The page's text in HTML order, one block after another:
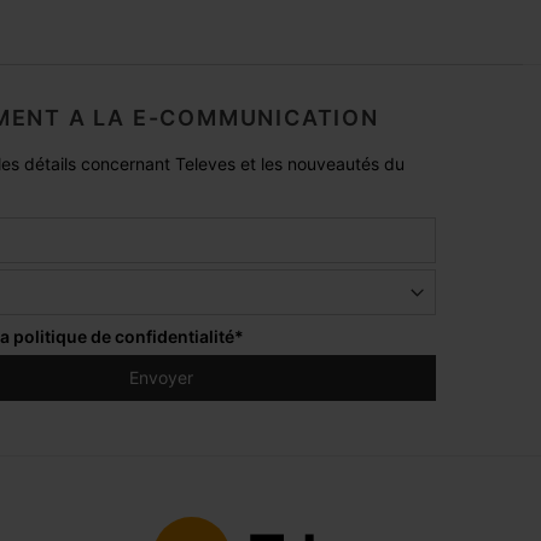
A LA E-COMMUNICATION
détails concernant Televes et les nouveautés du
politique de confidentialité*